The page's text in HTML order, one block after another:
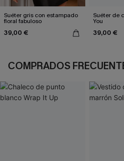
Suéter gris con estampado
floral fabuloso
39,00 €
Suéter de
You
39,00 €
COMPRADOS